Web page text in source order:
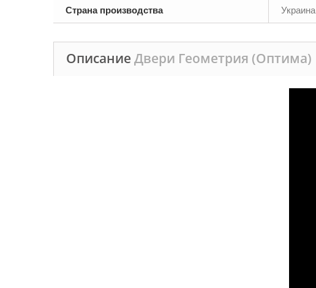
Страна производства Украина
Описание Двери Геометрия (Оптима)